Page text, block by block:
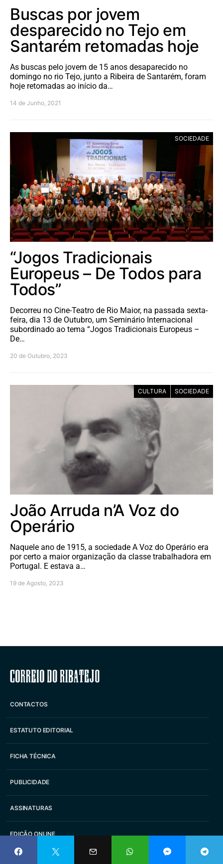
Buscas por jovem
desparecido no Tejo em
Santarém retomadas hoje
As buscas pelo jovem de 15 anos desaparecido no
domingo no rio Tejo, junto a Ribeira de Santarém, foram
hoje retomadas ao início da…
14 de Junho, 2021
SOCIEDADE
“Jogos Tradicionais
Europeus – De Todos para
Todos”
Decorreu no Cine-Teatro de Rio Maior, na passada sexta-
feira, dia 13 de Outubro, um Seminário Internacional
subordinado ao tema “Jogos Tradicionais Europeus –
De…
20 de Outubro, 2023
CULTURA SOCIEDADE
João Arruda n’A Voz do
Operário
Naquele ano de 1915, a sociedade A Voz do Operário era
por certo a maior organização da classe trabalhadora em
Portugal. E estava a…
19 de Agosto, 2023
Correio do Ribatejo
CONTACTOS
ESTATUTO EDITORIAL
FICHA TÉCNICA
PUBLICIDADE
ASSINATURAS
EDIÇÃO ONLINE